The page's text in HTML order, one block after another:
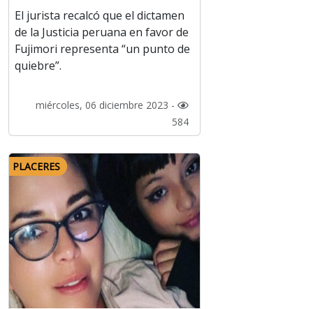
El jurista recalcó que el dictamen
de la Justicia peruana en favor de
Fujimori representa “un punto de
quiebre”.
miércoles, 06 diciembre 2023 -
584
PLACERES